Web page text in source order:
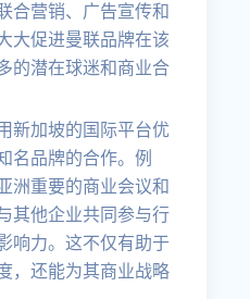
合营销、广告宣传和
大促进曼联品牌在该
的潜在球迷和商业合
新加坡的国际平台优
名品牌的合作。例
洲重要的商业会议和
其他企业共同参与行
响力。这不仅有助于
，还能为其商业战略